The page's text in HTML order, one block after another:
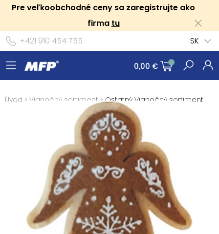
Pre veľkoobchodné ceny sa zaregistrujte ako
firma tu
+421 910 454 755
SK
0,00 €
Úvod > Vianočný sortiment >Ostatný Vianočný sortiment